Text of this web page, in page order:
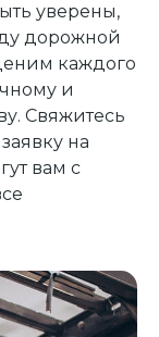
уверены,
дорожной
каждого
и
Свяжитесь
на
вам с